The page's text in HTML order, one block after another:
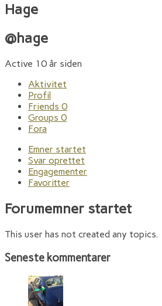
Hage
@hage
Active 10 år siden
Aktivitet
Profil
Friends 0
Groups 0
Fora
Emner startet
Svar oprettet
Engagementer
Favoritter
Forumemner startet
This user has not created any topics.
Seneste kommentarer